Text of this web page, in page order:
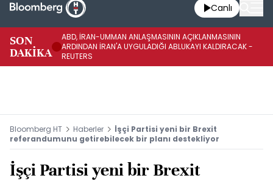
Canlı
SON
DAKİKA
ABD, İRAN-UMMAN ANLAŞMASININ AÇIKLANMASININ
ARDINDAN İRAN'A UYGULADIĞI ABLUKAYI KALDIRACAK -
REUTERS
Bloomberg HT Haberler
İşçi Partisi yeni bir Brexit
referandumunu getirebilecek bir planı destekliyor
İşçi Partisi yeni bir Brexit